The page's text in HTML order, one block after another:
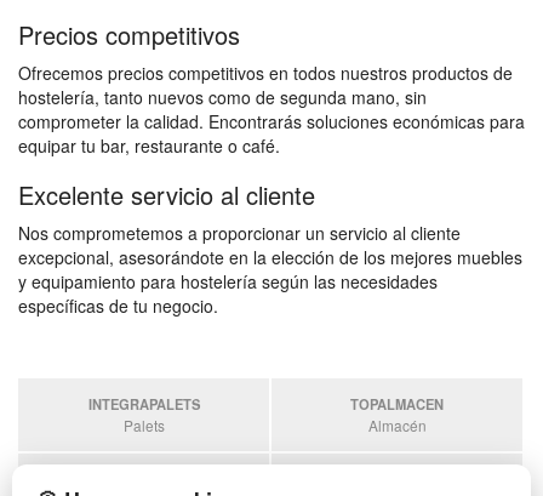
Precios competitivos
Ofrecemos precios competitivos en todos nuestros productos de
hostelería, tanto nuevos como de segunda mano, sin
comprometer la calidad. Encontrarás soluciones económicas para
equipar tu bar, restaurante o café.
Excelente servicio al cliente
Nos comprometemos a proporcionar un servicio al cliente
excepcional, asesorándote en la elección de los mejores muebles
y equipamiento para hostelería según las necesidades
específicas de tu negocio.
INTEGRAPALETS
Palets
TOPALMACEN
Almacén